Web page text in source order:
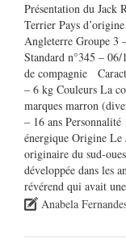
Présentation du Jack
Terrier Pays
Angleterre Groupe 3
Standard n°345 –
de compagnie
– 6 kg Couleurs La
marques marron
– 16 ans
énergique Origine Le
originaire du sud-
développée dans les
révérend qui avait
Anabela